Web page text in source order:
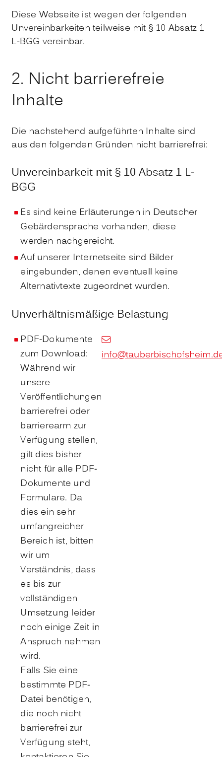
Diese Webseite ist wegen der folgenden
Unvereinbarkeiten teilweise mit § 10 Absatz 1
L-BGG vereinbar.
2. Nicht barrierefreie
Inhalte
Die nachstehend aufgeführten Inhalte sind
aus den folgenden Gründen nicht barrierefrei:
Unvereinbarkeit mit § 10 Absatz 1 L-
BGG
Es sind keine Erläuterungen in Deutscher
Gebärdensprache vorhanden, diese
werden nachgereicht.
Auf unserer Internetseite sind Bilder
eingebunden, denen eventuell keine
Alternativtexte zugeordnet wurden.
Unverhältnismäßige Belastung
PDF-Dokumente
zum Download:
Während wir
unsere
Veröffentlichungen
barrierefrei oder
barrierearm zur
Verfügung stellen,
gilt dies bisher
nicht für alle PDF-
Dokumente und
Formulare. Da
dies ein sehr
umfangreicher
Bereich ist, bitten
wir um
Verständnis, dass
es bis zur
vollständigen
Umsetzung leider
noch einige Zeit in
Anspruch nehmen
wird.
Falls Sie eine
bestimmte PDF-
Datei benötigen,
die noch nicht
barrierefrei zur
Verfügung steht,